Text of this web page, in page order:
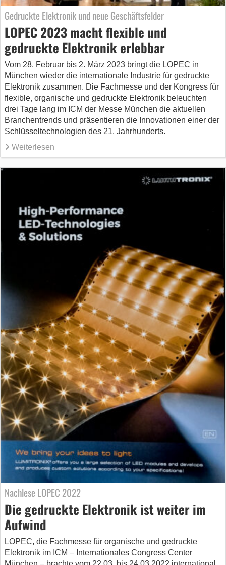
Gedruckte Elektronik und neue Geschäftsfelder
LOPEC 2023 macht flexible und
gedruckte Elektronik erlebbar
Vom 28. Februar bis 2. März 2023 bringt die LOPEC in
München wieder die internationale Industrie für gedruckte
Elektronik zusammen. Die Fachmesse und der Kongress für
flexible, organische und gedruckte Elektronik beleuchten
drei Tage lang im ICM der Messe München die aktuellen
Branchentrends und präsentieren die Innovationen einer der
Schlüsseltechnologien des 21. Jahrhunderts.
Weiterlesen
Nachlese LOPEC 2022
Die gedruckte Elektronik ist weiter im
Aufwind
LOPEC, die Fachmesse für organische und gedruckte
Elektronik im ICM – Internationales Congress Center